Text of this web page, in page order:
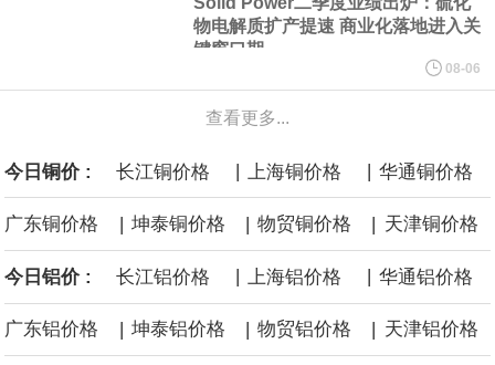
瑞士7月季调后失业率 3.1%，预期 3.1%，前值 3.1%。瑞士7月未
商品期货收盘，黄金连续涨3.44%，焦炭连续涨2.72%，铁矿石连续
涨2.64%，镍连续跌2.62%，白银连续涨2.61%。
沙特下调了对亚洲的主要原油价格，与此同时，各方正就一项旨在
缓解霍尔木兹海峡航运压力的协议进行谈判。尽管胡塞武装的威胁
危及了经由红海向东运输原油的替代路线，但沙特方面仍下调了价
物电解质扩产提速 商业化落地进入关
键窗口期
08-06
查看更多...
今日铜价 : 长江铜价格 | 上海铜价格 | 华通铜价格
广东铜价格 | 坤泰铜价格 | 物贸铜价格 | 天津铜价格
今日铝价 : 长江铝价格 上海铝价格 华通铝价格
广东铝价格 | 坤泰铝价格 | 物贸铝价格 | 天津铝价格